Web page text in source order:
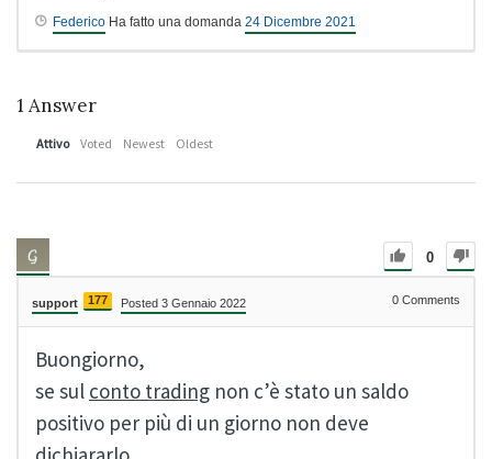
Federico Ha fatto una domanda 24 Dicembre 2021
1 Answer
Attivo Voted Newest Oldest
0
support 177 Posted 3 Gennaio 2022 0 Comments
Buongiorno,
se sul conto trading non c’è stato un saldo
positivo per più di un giorno non deve